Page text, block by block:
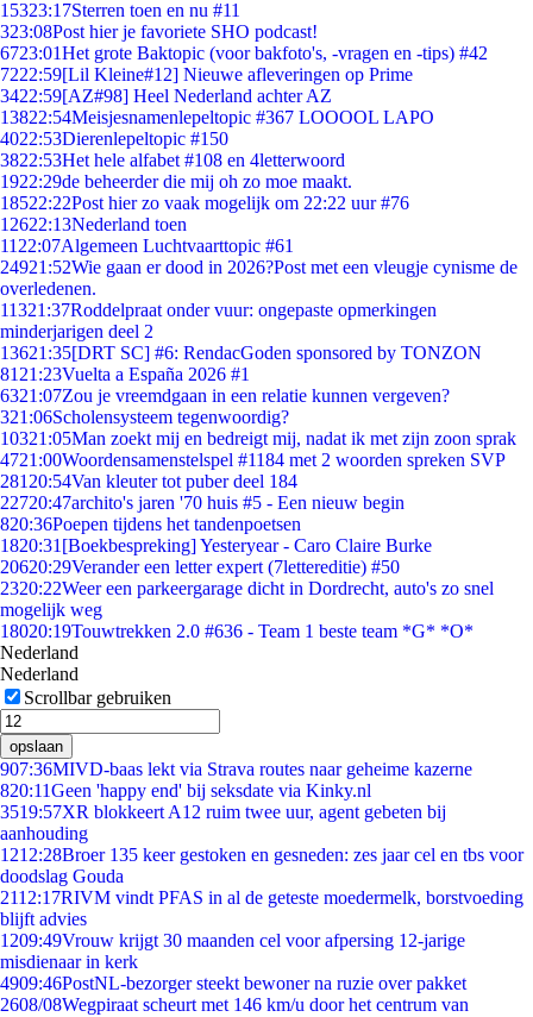
15323:17Sterren toen en nu #11
323:08Post hier je favoriete SHO podcast!
6723:01Het grote Baktopic (voor bakfoto's, -vragen en -tips) #42
7222:59[Lil Kleine#12] Nieuwe afleveringen op Prime
3422:59[AZ#98] Heel Nederland achter AZ
13822:54Meisjesnamenlepeltopic #367 LOOOOL LAPO
4022:53Dierenlepeltopic #150
3822:53Het hele alfabet #108 en 4letterwoord
1922:29de beheerder die mij oh zo moe maakt.
18522:22Post hier zo vaak mogelijk om 22:22 uur #76
12622:13Nederland toen
11 22:07Algemeen Luchtvaarttopic #61
24921:52Wie gaan er dood in 2026?Post met een vleugje cynisme de
overledenen.
11321:37Roddelpraat onder vuur: ongepaste opmerkingen
minderjarigen deel 2
13621:35[DRT SC] #6: RendacGoden sponsored by TONZON
81 21:23Vuelta a España 2026 #1
6321:07Zou je vreemdgaan in een relatie kunnen vergeven?
321:06Scholensysteem tegenwoordig?
10321:05Man zoekt mij en bedreigt mij, nadat ik met zijn zoon sprak
4721:00Woordensamenstelspel #1184 met 2 woorden spreken SVP
281 20:54Van kleuter tot puber deel 184
22720:47archito's jaren '70 huis #5 - Een nieuw begin
820:36Poepen tijdens het tandenpoetsen
1820:31 [Boekbespreking] Yesteryear - Caro Claire Burke
20620:29Verander een letter expert (7lettereditie) #50
2320:22Weer een parkeergarage dicht in Dordrecht, auto's zo snel
mogelijk weg
18020:19Touwtrekken 2.0 #636 - Team 1 beste team *G* *O*
Nederland
Nederland
Scrollbar gebruiken
opslaan
907:36MIVD-baas lekt via Strava routes naar geheime kazerne
820:11Geen 'happy end' bij seksdate via Kinky.nl
3519:57XR blokkeert A12 ruim twee uur, agent gebeten bij
aanhouding
1212:28Broer 135 keer gestoken en gesneden: zes jaar cel en tbs voor
doodslag Gouda
2112:17RIVM vindt PFAS in al de geteste moedermelk, borstvoeding
blijft advies
1209:49Vrouw krijgt 30 maanden cel voor afpersing 12-jarige
misdienaar in kerk
4909:46PostNL-bezorger steekt bewoner na ruzie over pakket
2608/08Wegpiraat scheurt met 146 km/u door het centrum van